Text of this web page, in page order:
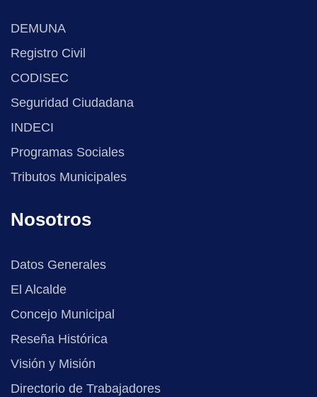
DEMUNA
Registro Civil
CODISEC
Seguridad Ciudadana
INDECI
Programas Sociales
Tributos Municipales
Nosotros
Datos Generales
El Alcalde
Concejo Municipal
Reseña Histórica
Visión y Misión
Directorio de Trabajadores